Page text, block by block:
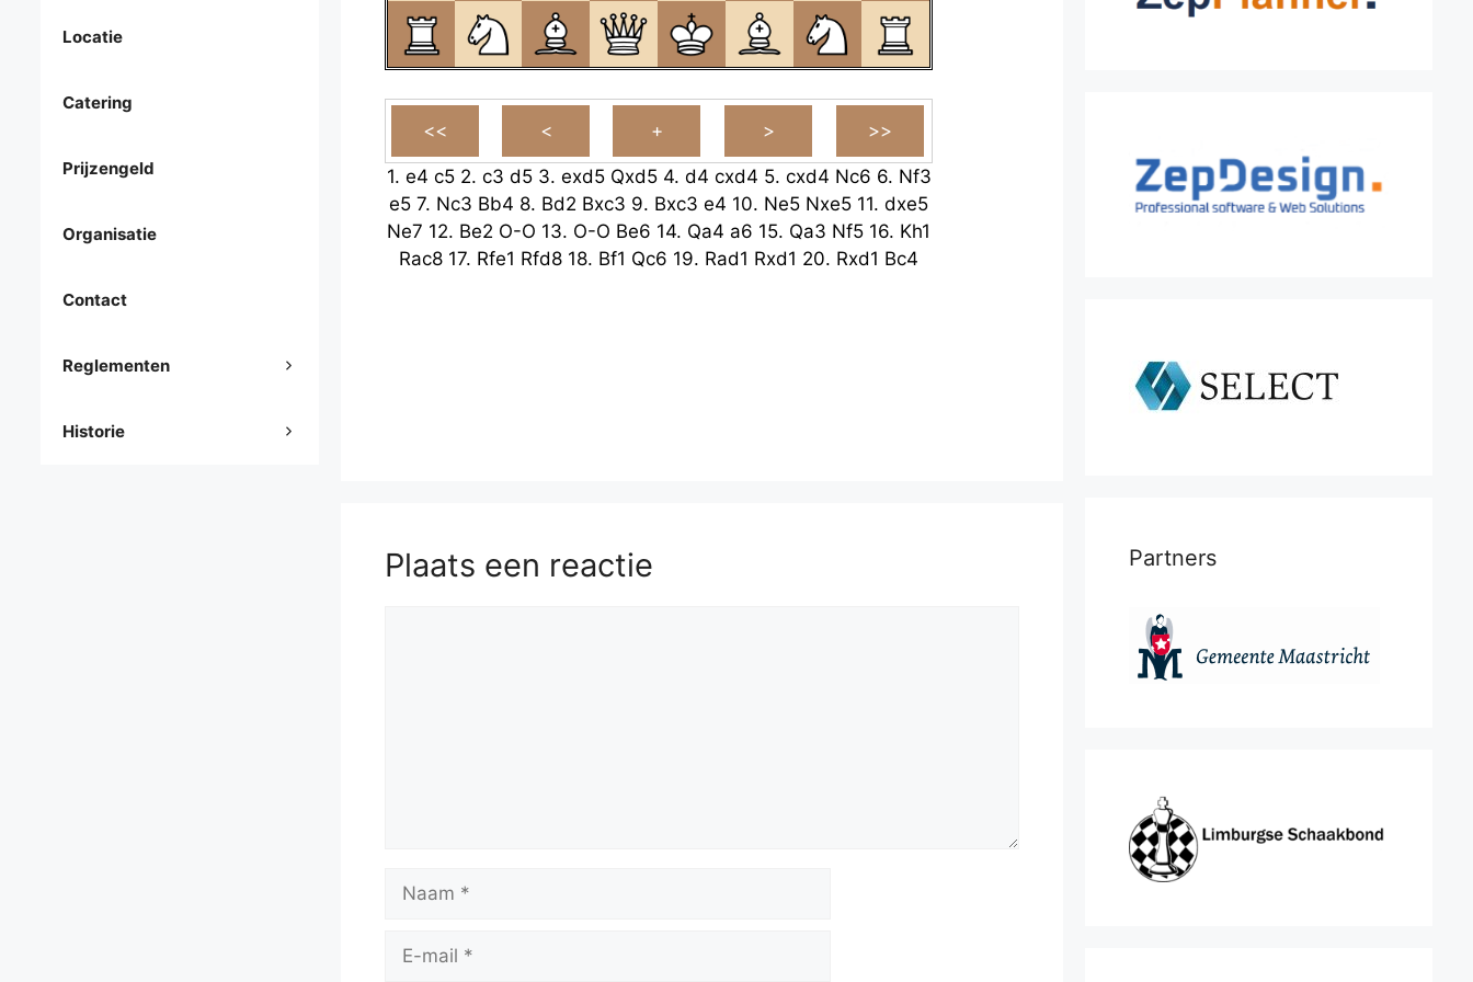
1. e4 c5 2. c3 d5 3. exd5 Qxd5 4. d4 cxd4 5. cxd4 Nc6 6. Nf3
e5 7. Nc3 Bb4 8. Bd2 Bxc3 9. Bxc3 e4 10. Ne5 Nxe5 11. dxe5
Ne7 12. Be2 O-O 13. O-O Be6 14. Qa4 a6 15. Qa3 Nf5 16. Kh1
Rac8 17. Rfe1 Rfd8 18. Bf1 Qc6 19. Rad1 Rxd1 20. Rxd1 Bc4
Plaats een reactie
mail
Locatie
Catering
Prijzengeld
Organisatie
Contact
Reglementen
Historie
Partners